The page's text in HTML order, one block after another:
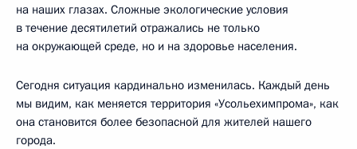
на наших глазах. Сложные экологические условия
в течение десятилетий отражались не только
на окружающей среде, но и на здоровье населения.
Сегодня ситуация кардинально изменилась. Каждый день
мы видим, как меняется территория «Усольехимпрома», как
она становится более безопасной для жителей нашего
города.